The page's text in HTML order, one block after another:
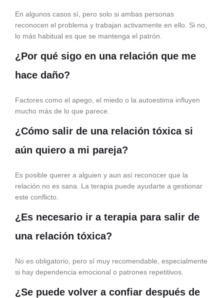
En algunos casos sí, pero solo si ambas personas
reconocen el problema y trabajan activamente en ello. Si no,
lo más habitual es que se mantenga el patrón.
¿Por qué sigo en una relación que me
hace daño?
Factores como el apego, el miedo o la autoestima influyen
mucho más de lo que parece.
¿Cómo salir de una relación tóxica si
aún quiero a mi pareja?
Es posible querer a alguien y aun así reconocer que la
relación no es sana. La terapia puede ayudarte a gestionar
este conflicto.
¿Es necesario ir a terapia para salir de
una relación tóxica?
No es obligatorio, pero sí muy recomendable, especialmente
si hay dependencia emocional o patrones repetitivos.
¿Se puede volver a confiar después de